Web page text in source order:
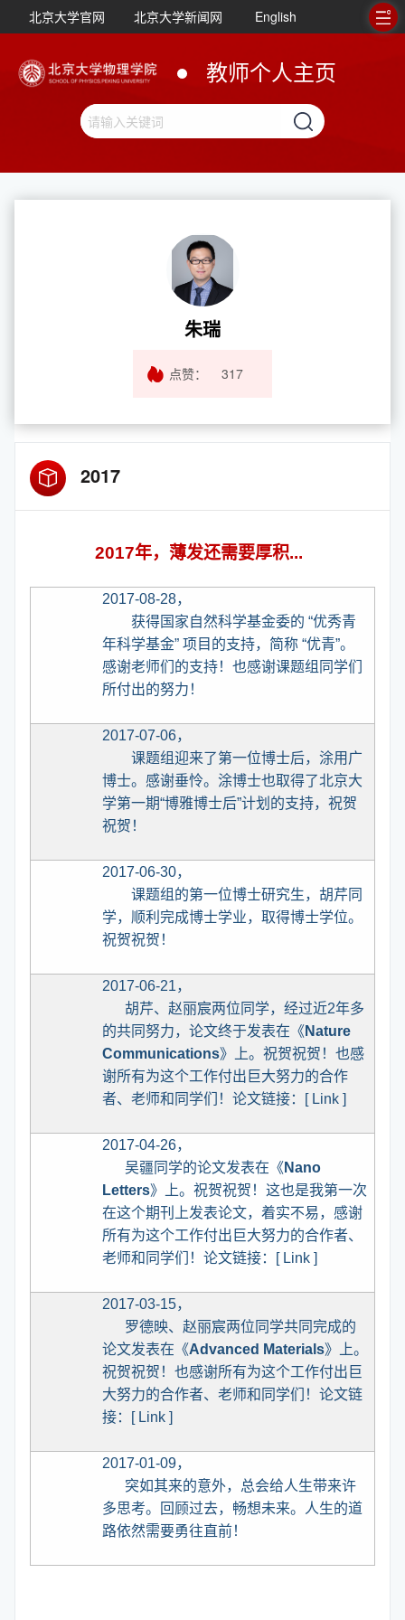
北京大学官网 北京大学新闻网 English
教师个人主页
朱瑞
点赞： 317
2017
2017年，薄发还需要厚积...
2017-08-28，
获得国家自然科学基金委的 “优秀青
年科学基金” 项目的支持，简称 “优青”。
感谢老师们的支持！也感谢课题组同学们
所付出的努力！
2017-07-06，
课题组迎来了第一位博士后，涂用广
博士。感谢垂怜。涂博士也取得了北京大
学第一期“博雅博士后”计划的支持，祝贺
祝贺！
2017-06-30，
课题组的第一位博士研究生，胡芹同
学，顺利完成博士学业，取得博士学位。
祝贺祝贺！
2017-06-21，
胡芹、赵丽宸两位同学，经过近2年多
的共同努力，论文终于发表在《 Nature
Communications》上。祝贺祝贺！也感
谢所有为这个工作付出巨大努力的合作
者、老师和同学们！论文链接：
[ Link ]
2017-04-26，
吴疆同学的论文发表在《 Nano
Letters》上。祝贺祝贺！这也是我第一次
在这个期刊上发表论文，着实不易，感谢
所有为这个工作付出巨大努力的合作者、
老师和同学们！论文链接：
[ Link ]
2017-03-15，
罗德映、赵丽宸两位同学共同完成的
论文发表在《Advanced Materials》上。
祝贺祝贺！也感谢所有为这个工作付出巨
大努力的合作者、老师和同学们！论文链
接：
[ Link ]
2017-01-09，
突如其来的意外，总会给人生带来许
多思考。回顾过去，畅想未来。人生的道
路依然需要勇往直前！